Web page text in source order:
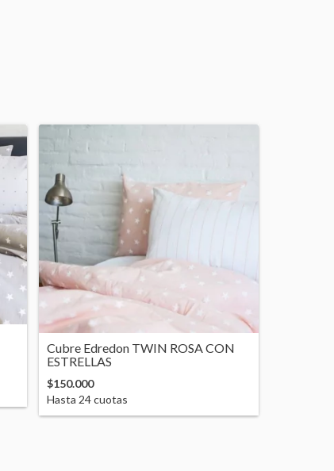
Cubre Edredon TWIN ROSA CON
ESTRELLAS
$150.000
Hasta 24cuotas